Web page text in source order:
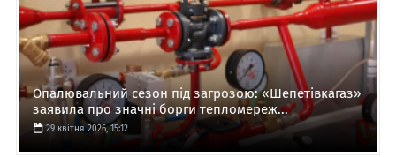
Опалювальний сезон під загрозою: «Шепетівкагаз»
заявила про значні борги тепломереж...
29 квітня 2026, 15:12